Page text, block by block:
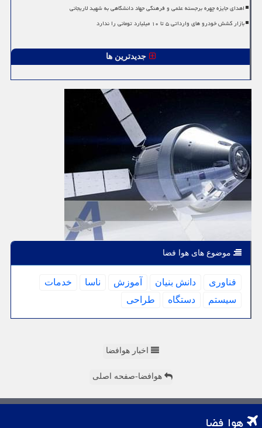
اهدای جایزه چهره برجسته علمی و فرهنگی جهاد دانشگاهی به شهید لاریجانی
بازار کشش خودرو های وارداتی ۵ تا ۱۰ میلیارد تومانی را ندارد
جدیدترین ها
موضوع های هوا فضا
فناوری دانش بنیان آموزش ناسا
خدمات
سیستم
دستگاه طراحی
اخبار هوافضا
هوافضا-صفحه اصلی
هوا فضا